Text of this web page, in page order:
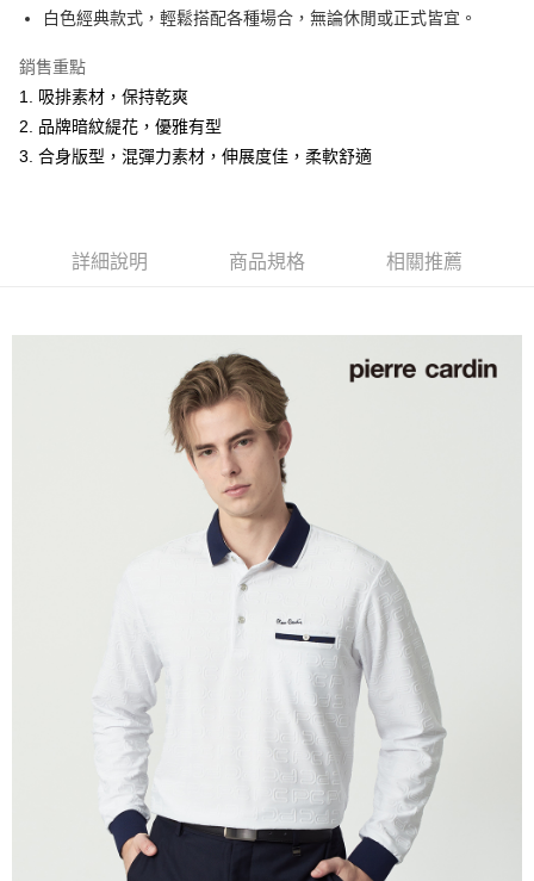
Google Pay
ATM付款
全家取貨付款
每筆NT$60，滿NT$1,200(含以上)免運費
每筆NT$60，滿NT$1,200(含以上)免運費
每筆NT$60，滿NT$1,200(含以上)免運費
每筆NT$60，滿NT$1,200(含以上)免運費
每筆NT$60，滿NT$1,200(含以上)免運費
每筆NT$80，滿NT$1,200(含以上)免運費
每筆NT$80，滿NT$1,200(含以上)免運費
白色經典款式，輕鬆搭配各種場合，無論休閒或正式皆宜。
銷售重點
1. 吸排素材，保持乾爽
2. 品牌暗紋緹花，優雅有型
3. 合身版型，混彈力素材，伸展度佳，柔軟舒適
詳細說明 商品規格 相關推薦